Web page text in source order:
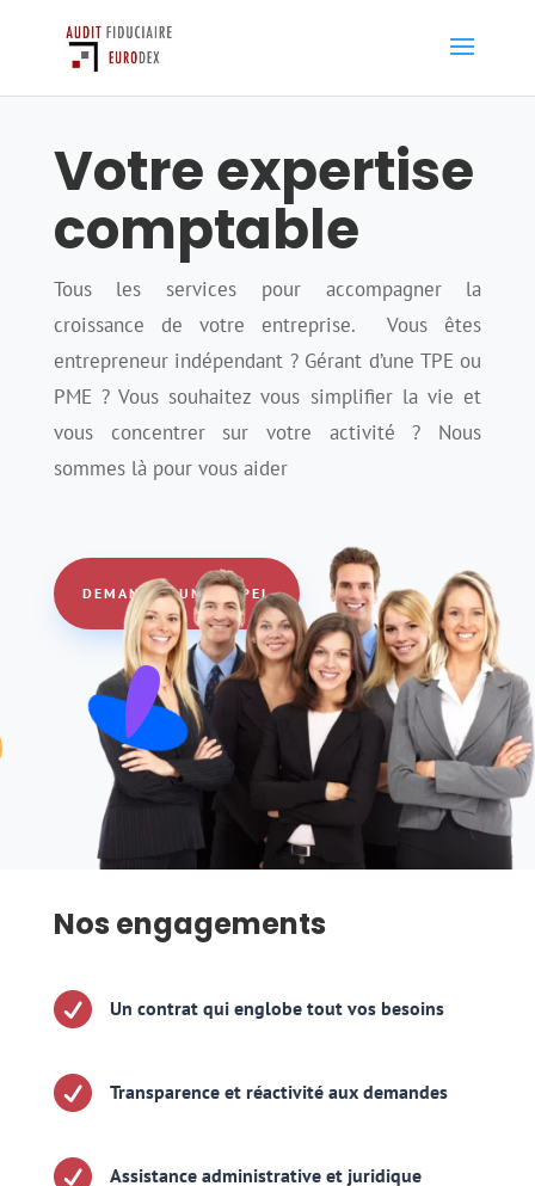
Votre expertise
comptable
Tous les services pour accompagner la
croissance de votre entreprise. Vous êtes
entrepreneur indépendant ? Gérant d’une TPE ou
PME ? Vous souhaitez vous simplifier la vie et
vous concentrer sur votre activité ? Nous
sommes là pour vous aider
DEMANDER UN RAPPEL
Nos engagements
 Un contrat qui englobe tout vos besoins
 Transparence et réactivité aux demandes

Assistance administrative et juridique